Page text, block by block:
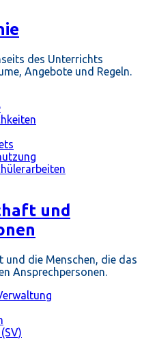
des Unterrichts
Angebote und Regeln.
und
und die Menschen, die das
Ansprechpersonen.